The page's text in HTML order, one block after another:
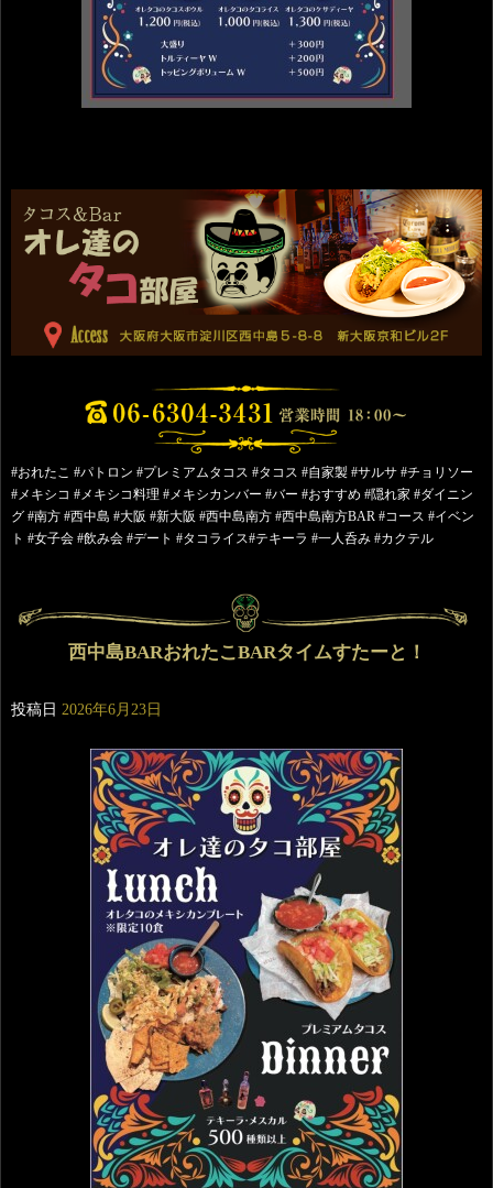
#おれたこ #パトロン #プレミアムタコス #タコス #自家製 #サルサ #チョリソー
#メキシコ #メキシコ料理 #メキシカンバー #バー #おすすめ #隠れ家 #ダイニン
グ #南方 #西中島 #大阪 #新大阪 #西中島南方 #西中島南方BAR #コース #イベン
ト #女子会 #飲み会 #デート #タコライス#テキーラ #一人呑み #カクテル
西中島BARおれたこBARタイムすたーと！
投稿日 2026年6月23日